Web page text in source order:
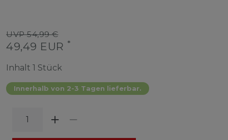
UVP 54,99 €
49,49 EUR *
Inhalt 1 Stück
Innerhalb von 2-3 Tagen lieferbar.